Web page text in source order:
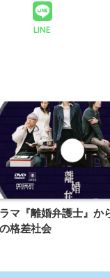
LINE
ラマ『離婚弁護士』か
格差社会